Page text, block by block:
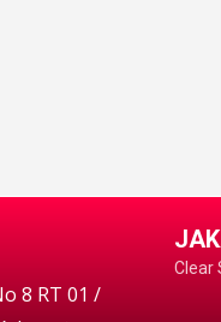
8 RT 01 /
Clear